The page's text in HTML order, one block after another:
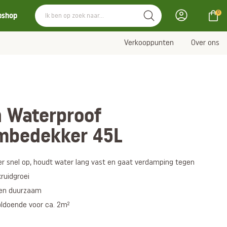
0
Verkooppunten Over ons
Waterproof
45L
snel op, houdt water lang vast en gaat verdamping tegen
duurzaam
voor ca. 2m²